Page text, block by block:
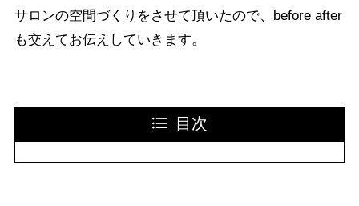
サロンの空間づくりをさせて頂いたので、before after
も交えてお伝えしていきます。
目次